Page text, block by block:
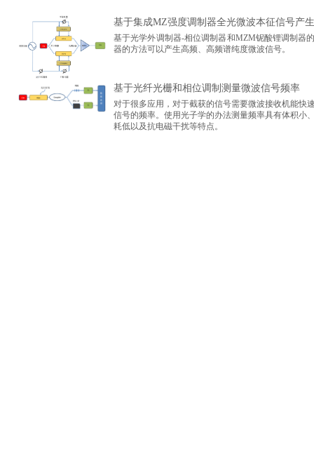
基于集成MZ强度调制器全光微波本征信号产生
基于光学外调制器-相位调制器和MZM铌酸锂调制器
器的方法可以产生高频、高频谱纯度微波信号。
基于光纤光栅和相位调制测量微波信号频率
对于很多应用，对于截获的信号需要微波接收机能快
信号的频率。使用光子学的办法测量频率具有体积小
耗低以及抗电磁干扰等特点。